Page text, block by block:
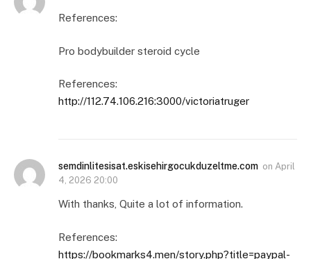
References:
Pro bodybuilder steroid cycle
References:
http://112.74.106.216:3000/victoriatruger
semdinlitesisat.eskisehirgocukduzeltme.com on April
4, 2026 20:00
With thanks, Quite a lot of information.
References:
https://bookmarks4.men/story.php?title=paypal-